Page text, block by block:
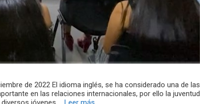
de 2022 El idioma inglés, se ha considerado una de las
en las relaciones internacionales, por ello la juventud